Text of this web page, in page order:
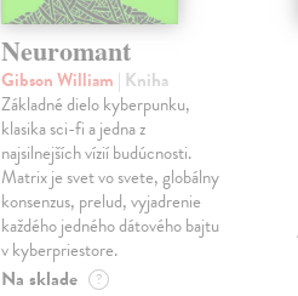
Neuromant
Gibson William | Kniha
Základné dielo kyberpunku,
klasika sci-fi a jedna z
najsilnejších vízií budúcnosti.
Matrix je svet vo svete, globálny
konsenzus, prelud, vyjadrenie
každého jedného dátového bajtu
v kyberpriestore.
Na sklade ?